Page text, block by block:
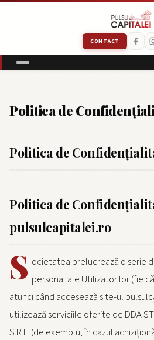
CONTACT
Politica de
Politica de
Politica de
pulsulcapitalei.ro
S ocietatea prelucrează o serie
personal ale Utilizatorilor (fie
atunci când accesează site-ul
utilizează serviciile oferite de DDA
S.R.L. (de exemplu, în cazul